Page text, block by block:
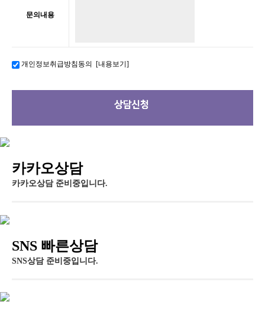
문의내용
개인정보취급방침동의 [내용보기]
카카오상담
카카오상담 준비중입니다.
SNS 빠른상담
SNS상담 준비중입니다.